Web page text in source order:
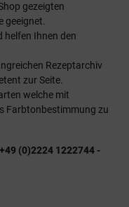
gezeigten
geeignet.
helfen Ihnen den
Rezeptarchiv
zur Seite.
welche mit
Farbtonbestimmung zu
(0)2224 1222744 -